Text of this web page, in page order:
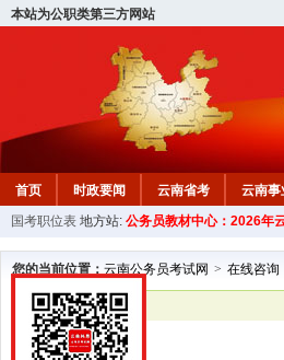
本站为公职类第三方网站
首页 时政要闻 云南省考 云南事
国考职位表 地方站: 公务员教材中心：2026年
您的当前位置： 云南公务员考试网 > 在线咨询
已解决
昭通公务员